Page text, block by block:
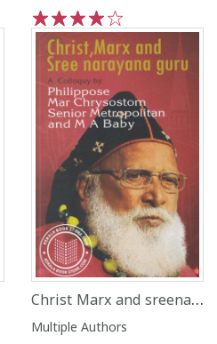
5
4
3
2
1
Christ Marx and sreenarayana Guru A Colloquy By Philippose Mar Chrysostom Senior Metropolitan and M A Baby
Multiple Authors